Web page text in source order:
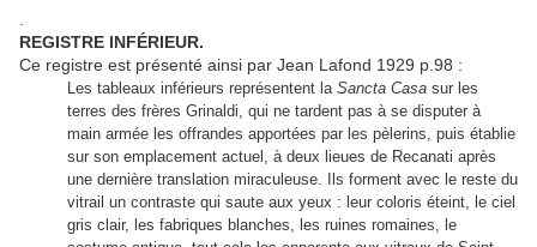
REGISTRE INFÉRIEUR.
Ce registre est présenté ainsi par Jean Lafond 1929 p.98 :
Les tableaux inférieurs représentent la Sancta Casa sur les
terres des frères Grinaldi, qui ne tardent pas à se disputer à
main armée les offrandes apportées par les pèlerins, puis établie
sur son emplacement actuel, à deux lieues de Recanati après
une dernière translation miraculeuse. Ils forment avec le reste du
vitrail un contraste qui saute aux yeux : leur coloris éteint, le ciel
gris clair, les fabriques blanches, les ruines romaines, le